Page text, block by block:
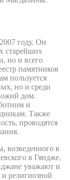
году. Он
старейших
но и всего
памятников
пользуется
но и среди
дом.
и
Также
проводятся
возведенного в
в Гяндже,
уважают и
религиозной